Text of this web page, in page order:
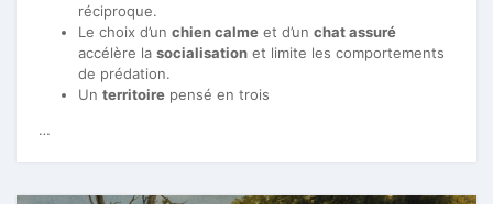
réciproque.
Le choix d’un chien calme et d’un chat assuré
accélère la socialisation et limite les comportements
de prédation.
Un territoire pensé en trois
…